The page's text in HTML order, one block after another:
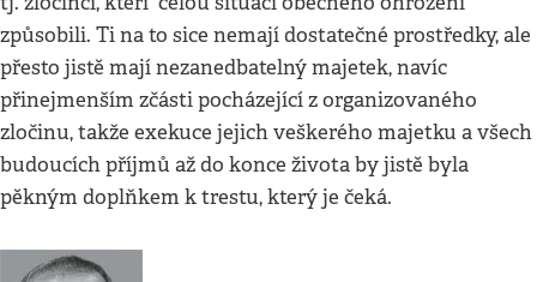
způsobili. Ti na to sice nemají dostatečné prostředky, ale
přesto jistě mají nezanedbatelný majetek, navíc
přinejmenším zčásti pocházející z organizovaného
zločinu, takže exekuce jejich veškerého majetku a všech
budoucích příjmů až do konce života by jistě byla
pěkným doplňkem k trestu, který je čeká.